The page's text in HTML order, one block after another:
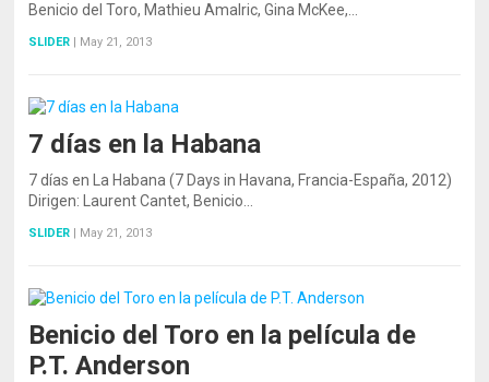
Benicio del Toro, Mathieu Amalric, Gina McKee,…
SLIDER | May 21, 2013
7 días en la Habana
7 días en La Habana (7 Days in Havana, Francia-España, 2012)
Dirigen: Laurent Cantet, Benicio…
SLIDER | May 21, 2013
Benicio del Toro en la película de
P.T. Anderson